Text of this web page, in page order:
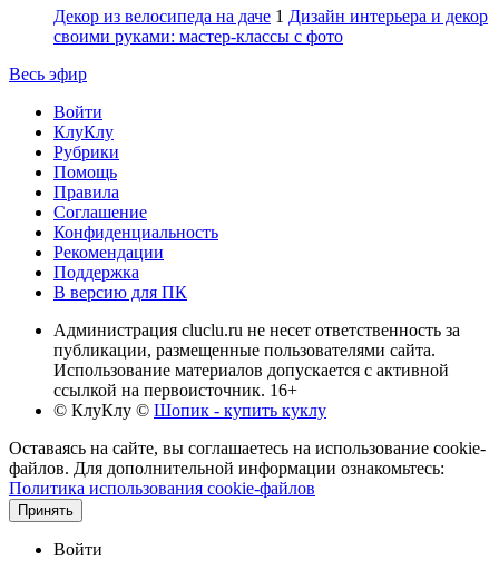
Декор из велосипеда на даче 1 Дизайн интерьера и декор
своими руками: мастер-классы с фото
Весь эфир
Войти
КлуКлу
Рубрики
Помощь
Правила
Соглашение
Конфиденциальность
Рекомендации
Поддержка
В версию для ПК
Администрация cluclu.ru не несет ответственность за
публикации, размещенные пользователями сайта.
Использование материалов допускается с активной
ссылкой на первоисточник. 16+
© КлуКлу © Шопик - купить куклу
Оставаясь на сайте, вы соглашаетесь на использование cookie-
файлов. Для дополнительной информации ознакомьтесь:
Политика использования cookie-файлов
Принять
Войти